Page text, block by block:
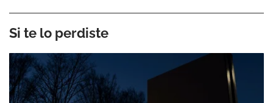
Si te lo perdiste